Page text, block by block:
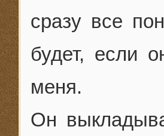
сразу все
будет, если
меня.
Он